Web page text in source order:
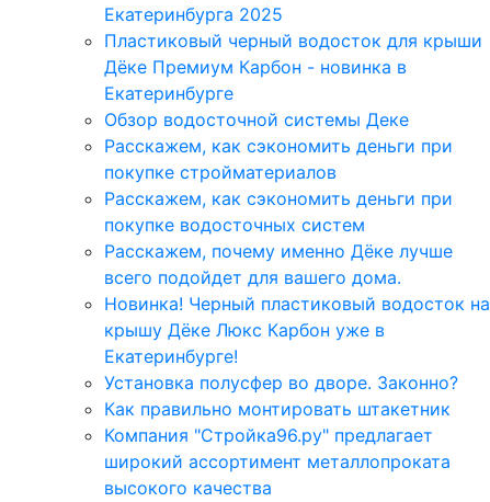
Екатеринбурга 2025
Пластиковый черный водосток для крыши
Дёке Премиум Карбон - новинка в
Екатеринбурге
Обзор водосточной системы Деке
Расскажем, как сэкономить деньги при
покупке стройматериалов
Расскажем, как сэкономить деньги при
покупке водосточных систем
Расскажем, почему именно Дёке лучше
всего подойдет для вашего дома.
Новинка! Черный пластиковый водосток на
крышу Дёке Люкс Карбон уже в
Екатеринбурге!
Установка полусфер во дворе. Законно?
Как правильно монтировать штакетник
Компания "Стройка96.ру" предлагает
широкий ассортимент металлопроката
высокого качества